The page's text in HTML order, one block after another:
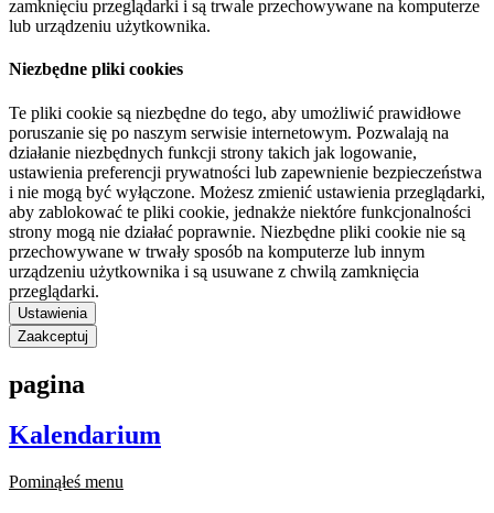
zamknięciu przeglądarki i są trwale przechowywane na komputerze
lub urządzeniu użytkownika.
Niezbędne pliki cookies
Te pliki cookie są niezbędne do tego, aby umożliwić prawidłowe
poruszanie się po naszym serwisie internetowym. Pozwalają na
działanie niezbędnych funkcji strony takich jak logowanie,
ustawienia preferencji prywatności lub zapewnienie bezpieczeństwa
i nie mogą być wyłączone. Możesz zmienić ustawienia przeglądarki,
aby zablokować te pliki cookie, jednakże niektóre funkcjonalności
strony mogą nie działać poprawnie. Niezbędne pliki cookie nie są
przechowywane w trwały sposób na komputerze lub innym
urządzeniu użytkownika i są usuwane z chwilą zamknięcia
przeglądarki.
Ustawienia
Zaakceptuj
pagina
Kalendarium
Pominąłeś menu